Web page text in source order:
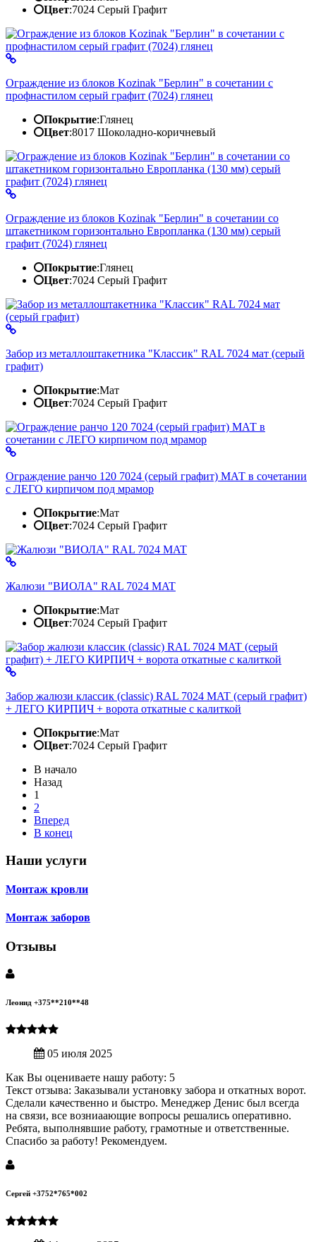
Цвет:7024 Серый Графит
Ограждение из блоков Kozinak "Берлин" в сочетании с
профнастилом серый графит (7024) глянец
Покрытие:Глянец
Цвет:8017 Шоколадно-коричневый
Ограждение из блоков Kozinak "Берлин" в сочетании со
штакетником горизонтально Европланка (130 мм) серый
графит (7024) глянец
Покрытие:Глянец
Цвет:7024 Серый Графит
Забор из металлоштакетника "Классик" RAL 7024 мат (серый
графит)
Покрытие:Мат
Цвет:7024 Серый Графит
Ограждение ранчо 120 7024 (серый графит) МАТ в сочетании
с ЛЕГО кирпичом под мрамор
Покрытие:Мат
Цвет:7024 Серый Графит
Жалюзи "ВИОЛА" RAL 7024 MAT
Покрытие:Мат
Цвет:7024 Серый Графит
Забор жалюзи классик (classic) RAL 7024 MAT (серый графит)
+ ЛЕГО КИРПИЧ + ворота откатные с калиткой
Покрытие:Мат
Цвет:7024 Серый Графит
В начало
Назад
1
2
Вперед
В конец
Наши услуги
Монтаж кровли
Монтаж заборов
Отзывы
Леонид +375**210**48
05 июля 2025
Как Вы оцениваете нашу работу: 5
Текст отзыва: Заказывали установку забора и откатных ворот.
Сделали качественно и быстро. Менеджер Денис был всегда
на связи, все возниаающие вопросы решались оперативно.
Ребята, выполнявшие работу, грамотные и ответственные.
Спасибо за работу! Рекомендуем.
Сергей +3752*765*002